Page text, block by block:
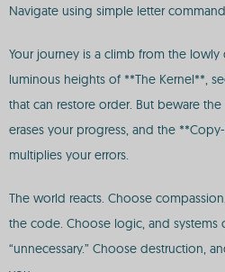
Navigate using simple letter
Your journey is a climb from the
luminous heights of **The Kernel**,
that can restore order. But beware
erases your progress, and the
multiplies your errors.
The world reacts. Choose
the code. Choose logic, and systems
“unnecessary.” Choose destruction,